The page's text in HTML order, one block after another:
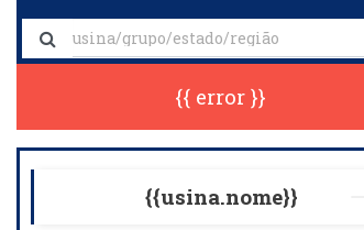
{{ error }}
{{usina.nome}}